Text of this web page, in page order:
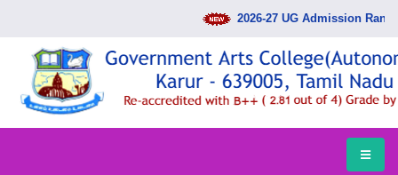
2026-27 UG Admission Rank